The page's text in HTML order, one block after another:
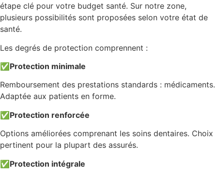
étape clé pour votre budget santé. Sur notre zone,
plusieurs possibilités sont proposées selon votre état de
santé.
Les degrés de protection comprennent :
✅ Protection minimale
Remboursement des prestations standards : médicaments.
Adaptée aux patients en forme.
✅Protection renforcée
Options améliorées comprenant les soins dentaires. Choix
pertinent pour la plupart des assurés.
✅Protection intégrale